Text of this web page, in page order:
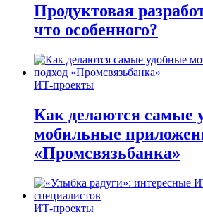
Продуктовая
что особенного?
ИТ-проекты
Как делаются самые
мобильные
«Промсвязьбанка»
ИТ-проекты